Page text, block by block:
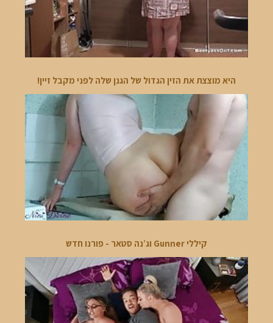
היא מוצצת את הזין הגדול של הגנן שלה לפני מקבל זיין!
קיללי Gunner וג’נה סטאר - פורנו חדש